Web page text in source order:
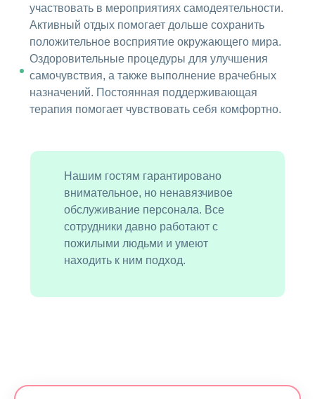
участвовать в мероприятиях самодеятельности.
Активный отдых помогает дольше сохранить
положительное восприятие окружающего мира.
Оздоровительные процедуры для улучшения
самочувствия, а также выполнение врачебных
назначений. Постоянная поддерживающая
терапия помогает чувствовать себя комфортно.
Нашим гостям гарантировано
внимательное, но ненавязчивое
обслуживание персонала. Все
сотрудники давно работают с
пожилыми людьми и умеют
находить к ним подход.